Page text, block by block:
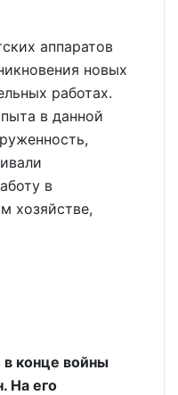
аппаратов
новых
работах.
в данной
в
хозяйстве,
конце войны
На его